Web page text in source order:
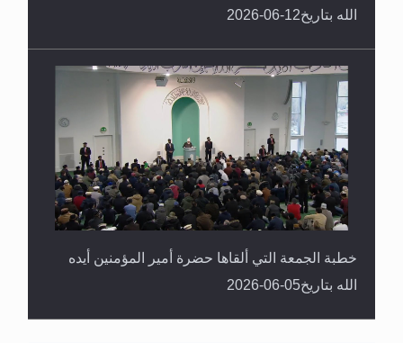
الله بتاريخ12-06-2026
خطبة الجمعة التي ألقاها حضرة أمير المؤمنين أيده
الله بتاريخ05-06-2026